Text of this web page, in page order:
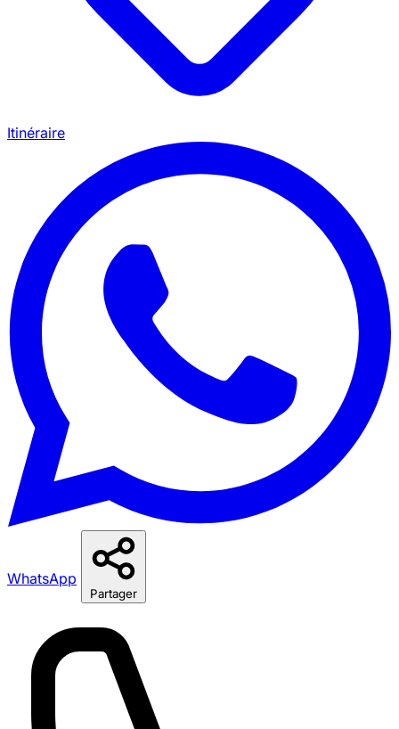
Itinéraire
WhatsApp
Partager